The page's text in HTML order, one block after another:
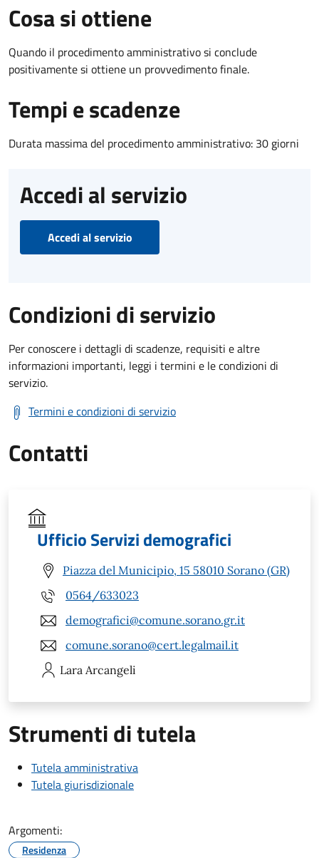
Cosa si ottiene
Quando il procedimento amministrativo si conclude
positivamente si ottiene un provvedimento finale.
Tempi e scadenze
Durata massima del procedimento amministrativo: 30 giorni
Accedi al servizio
Accedi al servizio
Condizioni di servizio
Per conoscere i dettagli di scadenze, requisiti e altre
informazioni importanti, leggi i termini e le condizioni di
servizio.
Termini e condizioni di servizio
Contatti
Ufficio Servizi demografici
Piazza del Municipio, 15 58010 Sorano (GR)
0564/633023
demografici@comune.sorano.gr.it
comune.sorano@cert.legalmail.it
Lara Arcangeli
Strumenti di tutela
Tutela amministrativa
Tutela giurisdizionale
Argomenti:
Residenza